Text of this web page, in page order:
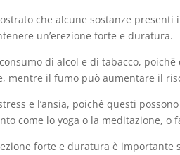
che alcune sostanze
un’erezione forte e duratura.
di alcol e di tabacco,
mentre il fumo può aumentare il
e l’ansia, poichê questi
come lo yoga o la meditazione,
forte e duratura è